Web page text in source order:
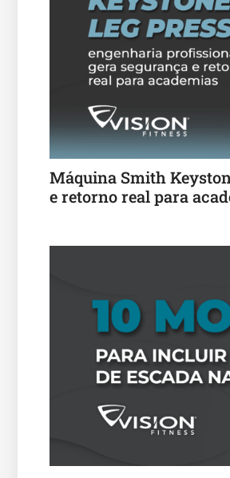
Máquina Smith
e retorno real para